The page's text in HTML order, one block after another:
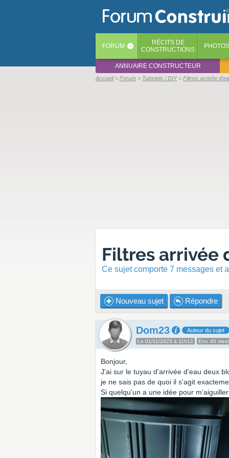
FORUM ‹ RÉCITS DE
CONSTRUCTIONS
PHOTOS
ANNUAIRE CONSTRUCTEUR
Accueil Forum Tutoriels / DIY Filtres arrivée
Filtres arrivée
Ce sujet comporte 7 messages et
Nouveau sujet Répondre
Dom23 Auteur du sujet
Le 01/11/2023 à 11h12 Env. 40
Bonjour,
J'ai sur le tuyau d'arrivée d'eau deux
je ne sais pas de quoi il s'agit
Si quelqu'un a une idée pour